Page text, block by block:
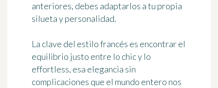
anteriores, debes adaptarlos a tu propia
silueta y personalidad.
La clave del estilo francés es encontrarel
equilibrio justo entre lo chic y lo
effortless, esa elegancia sin
complicaciones que el mundo entero nos